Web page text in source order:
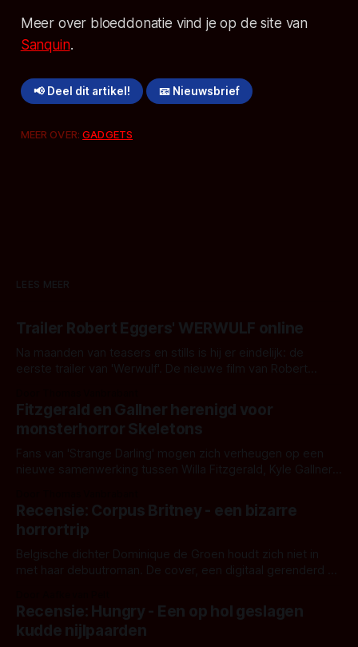
Meer over bloeddonatie vind je op de site van
Sanquin.
📢 Deel dit artikel! 📧 Nieuwsbrief
MEER OVER:GADGETS
LEES MEER
Trailer Robert Eggers' WERWULF online
Na maanden van teasers en stills is hij er eindelijk: de
eerste trailer van 'Werwulf'. De nieuwe film van Robert
kille stijl vol folklore en mythe. Het topic deze keer is (kon
het het al raden?)... de weerwolf. Kijk je mee?
Fitzgerald en Gallner herenigd voor
monsterhorror Skeletons
Fans van 'Strange Darling' mogen zich verheugen op een
nieuwe samenwerking tussen Willa Fitzgerald, Kyle Gallner
'Skeletons', een nieuwe creature feature waarvoor de
opnames zijn gestart in Australië.
Recensie: Corpus Britney - een bizarre
horrortrip
Belgische dichter Dominique de Groen houdt zich niet in
met haar debuutroman. De cover, een digitaal gerenderd en
achtergrond, belooft iets kleurrijks maar onheilspellends,
iets ongrijpbaars. En dat maakt De Groen met ieder woord
waar.
Recensie: Hungry - Een op hol geslagen
kudde nijlpaarden